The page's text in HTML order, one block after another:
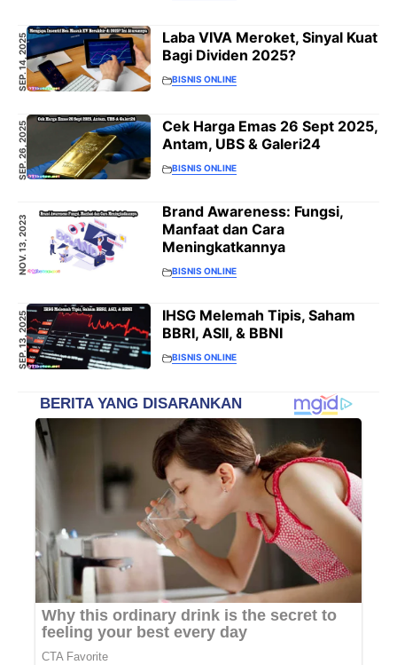
SEP. 14, 2025
Laba VIVA Meroket, Sinyal Kuat
Bagi Dividen 2025?
BISNIS ONLINE
SEP. 26, 2025
Cek Harga Emas 26 Sept 2025,
Antam, UBS & Galeri24
BISNIS ONLINE
NOV. 13, 2023
Brand Awareness: Fungsi,
Manfaat dan Cara
Meningkatkannya
BISNIS ONLINE
SEP. 13, 2025
IHSG Melemah Tipis, Saham
BBRI, ASII, & BBNI
BISNIS ONLINE